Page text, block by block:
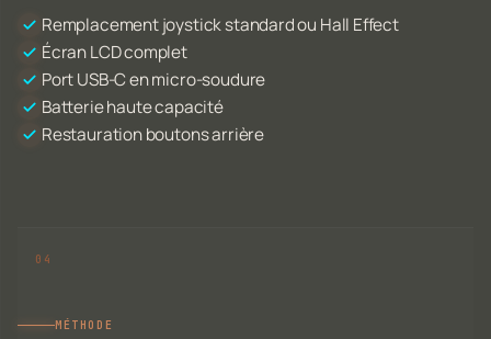
Remplacement joystick standard ou Hall Effect
Écran LCD complet
Port USB-C en micro-soudure
Batterie haute capacité
Restauration boutons arrière
MÉTHODE